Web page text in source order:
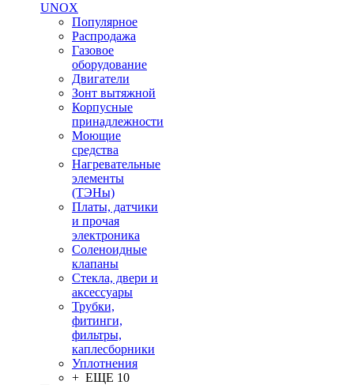
UNOX
Популярное
Распродажа
Газовое
оборудование
Двигатели
Зонт вытяжной
Корпусные
принадлежности
Моющие
средства
Нагревательные
элементы
(ТЭНы)
Платы, датчики
и прочая
электроника
Соленоидные
клапаны
Стекла, двери и
аксессуары
Трубки,
фитинги,
фильтры,
каплесборники
Уплотнения
+ ЕЩЕ 10